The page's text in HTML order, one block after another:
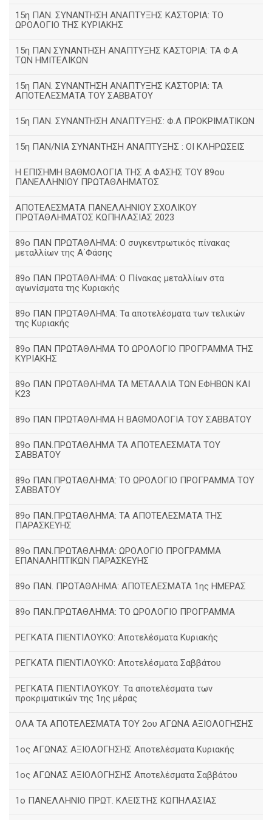
15η ΠΑΝ. ΣΥΝΑΝΤΗΣΗ ΑΝΑΠΤΥΞΗΣ ΚΑΣΤΟΡΙΑ: ΤΟ
ΩΡΟΛΟΓΙΟ ΤΗΣ ΚΥΡΙΑΚΗΣ
15η ΠΑΝ ΣΥΝΑΝΤΗΣΗ ΑΝΑΠΤΥΞΗΣ ΚΑΣΤΟΡΙΑ: ΤΑ Φ.Α
ΤΩΝ ΗΜΙΤΕΛΙΚΩΝ
15η ΠΑΝ. ΣΥΝΑΝΤΗΣΗ ΑΝΑΠΤΥΞΗΣ ΚΑΣΤΟΡΙΑ: ΤΑ
ΑΠΟΤΕΛΕΣΜΑΤΑ ΤΟΥ ΣΑΒΒΑΤΟΥ
15η ΠΑΝ. ΣΥΝΑΝΤΗΣΗ ΑΝΑΠΤΥΞΗΣ: Φ.Α ΠΡΟΚΡΙΜΑΤΙΚΩΝ
15η ΠΑΝ/ΝΙΑ ΣΥΝΑΝΤΗΣΗ ΑΝΑΠΤΥΞΗΣ : ΟΙ ΚΛΗΡΩΣΕΙΣ
Η ΕΠΙΣΗΜΗ ΒΑΘΜΟΛΟΓΙΑ ΤΗΣ Α ΦΑΣΗΣ ΤΟΥ 89ου
ΠΑΝΕΛΛΗΝΙΟΥ ΠΡΩΤΑΘΛΗΜΑΤΟΣ
ΑΠΟΤΕΛΕΣΜΑΤΑ ΠΑΝΕΛΛΗΝΙΟΥ ΣΧΟΛΙΚΟΥ
ΠΡΩΤΑΘΛΗΜΑΤΟΣ ΚΩΠΗΛΑΣΙΑΣ 2023
89ο ΠΑΝ ΠΡΩΤΑΘΛΗΜΑ: Ο συγκεντρωτικός πίνακας
μεταλλίων της Α΄Φάσης
89ο ΠΑΝ ΠΡΩΤΑΘΛΗΜΑ: Ο Πίνακας μεταλλίων στα
αγωνίσματα της Κυριακής
89ο ΠΑΝ ΠΡΩΤΑΘΛΗΜΑ: Τα αποτελέσματα των τελικών
της Κυριακής
89ο ΠΑΝ ΠΡΩΤΑΘΛΗΜΑ ΤΟ ΩΡΟΛΟΓΙΟ ΠΡΟΓΡΑΜΜΑ ΤΗΣ
ΚΥΡΙΑΚΗΣ
89ο ΠΑΝ ΠΡΩΤΑΘΛΗΜΑ ΤΑ ΜΕΤΑΛΛΙΑ ΤΩΝ ΕΦΗΒΩΝ ΚΑΙ
Κ23
89ο ΠΑΝ ΠΡΩΤΑΘΛΗΜΑ Η ΒΑΘΜΟΛΟΓΙΑ ΤΟΥ ΣΑΒΒΑΤΟΥ
89ο ΠΑΝ.ΠΡΩΤΑΘΛΗΜΑ ΤΑ ΑΠΟΤΕΛΕΣΜΑΤΑ ΤΟΥ
ΣΑΒΒΑΤΟΥ
89ο ΠΑΝ.ΠΡΩΤΑΘΛΗΜΑ: ΤΟ ΩΡΟΛΟΓΙΟ ΠΡΟΓΡΑΜΜΑ ΤΟΥ
ΣΑΒΒΑΤΟΥ
89ο ΠΑΝ.ΠΡΩΤΑΘΛΗΜΑ: ΤΑ ΑΠΟΤΕΛΕΣΜΑΤΑ ΤΗΣ
ΠΑΡΑΣΚΕΥΗΣ
89ο ΠΑΝ.ΠΡΩΤΑΘΛΗΜΑ: ΩΡΟΛΟΓΙΟ ΠΡΟΓΡΑΜΜΑ
ΕΠΑΝΑΛΗΠΤΙΚΩΝ ΠΑΡΑΣΚΕΥΗΣ
89ο ΠΑΝ. ΠΡΩΤΑΘΛΗΜΑ: ΑΠΟΤΕΛΕΣΜΑΤΑ 1ης ΗΜΕΡΑΣ
89ο ΠΑΝ.ΠΡΩΤΑΘΛΗΜΑ: ΤΟ ΩΡΟΛΟΓΙΟ ΠΡΟΓΡΑΜΜΑ
ΡΕΓΚΑΤΑ ΠΙΕΝΤΙΛΟΥΚΟ: Αποτελέσματα Κυριακής
ΡΕΓΚΑΤΑ ΠΙΕΝΤΙΛΟΥΚΟ: Αποτελέσματα Σαββάτου
ΡΕΓΚΑΤΑ ΠΙΕΝΤΙΛΟΥΚΟΥ: Τα αποτελέσματα των
προκριματικών της 1ης μέρας
ΟΛΑ ΤΑ ΑΠΟΤΕΛΕΣΜΑΤΑ ΤΟΥ 2ου ΑΓΩΝΑ ΑΞΙΟΛΟΓΗΣΗΣ
1ος ΑΓΩΝΑΣ ΑΞΙΟΛΟΓΗΣΗΣ Αποτελέσματα Κυριακής
1ος ΑΓΩΝΑΣ ΑΞΙΟΛΟΓΗΣΗΣ Αποτελέσματα Σαββάτου
1ο ΠΑΝΕΛΛΗΝΙΟ ΠΡΩΤ. ΚΛΕΙΣΤΗΣ ΚΩΠΗΛΑΣΙΑΣ